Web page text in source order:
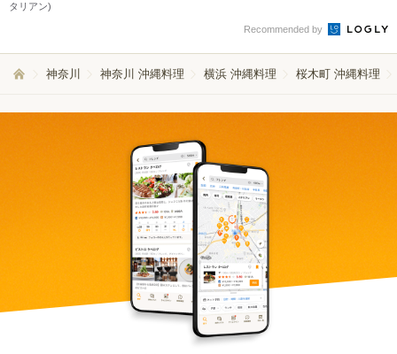
タリアン)
Recommended by
神奈川 神奈川 沖縄料理 横浜 沖縄料理 桜木町 沖縄料理